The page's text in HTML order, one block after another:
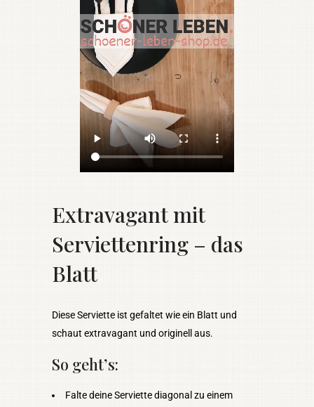
Extravagant mit
Serviettenring – das
Blatt
Diese Serviette ist gefaltet wie ein Blatt und
schaut extravagant und originell aus.
So geht’s:
Falte deine Serviette diagonal zu einem